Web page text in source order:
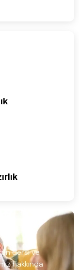
dersi ve
hakkında